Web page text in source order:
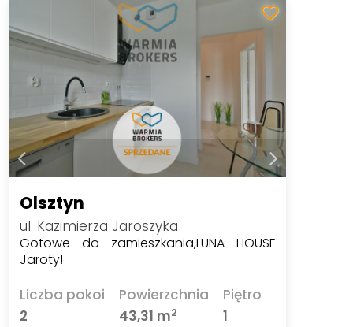
Olsztyn
ul. Kazimierza Jaroszyka
Gotowe do zamieszkania,LUNA HOUSE
Jaroty!
Liczba pokoi
2
Powierzchnia
43,31 m2
Piętro
1